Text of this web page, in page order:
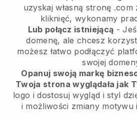
uzyskaj własną stronę
kliknięć, wykonamy
Lub połącz istniejącą -
domenę, ale chcesz
możesz łatwo podłączyć
swojej
Opanuj swoją markę
Twoja strona wyglądała jak
logo i dostosuj wygląd i styl
i możliwości zmiany motywu